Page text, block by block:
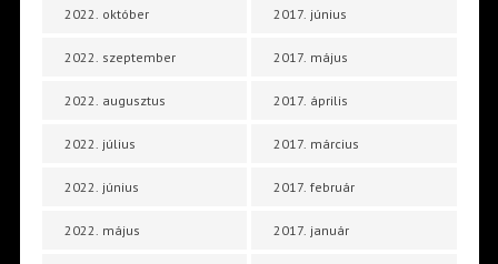
2022. október
2022. szeptember
2022. augusztus
2022. július
2022. június
2022. május
2017. június
2017. május
2017. április
2017. március
2017. február
2017. január